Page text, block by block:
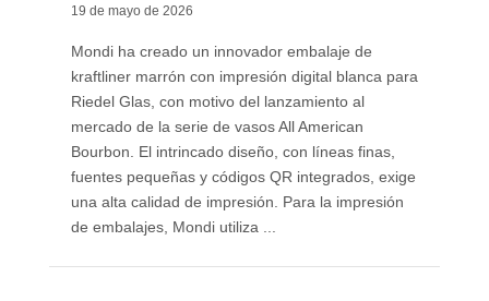
19 de mayo de 2026
Mondi ha creado un innovador embalaje de
kraftliner marrón con impresión digital blanca para
Riedel Glas, con motivo del lanzamiento al
mercado de la serie de vasos All American
Bourbon. El intrincado diseño, con líneas finas,
fuentes pequeñas y códigos QR integrados, exige
una alta calidad de impresión. Para la impresión
de embalajes, Mondi utiliza ...